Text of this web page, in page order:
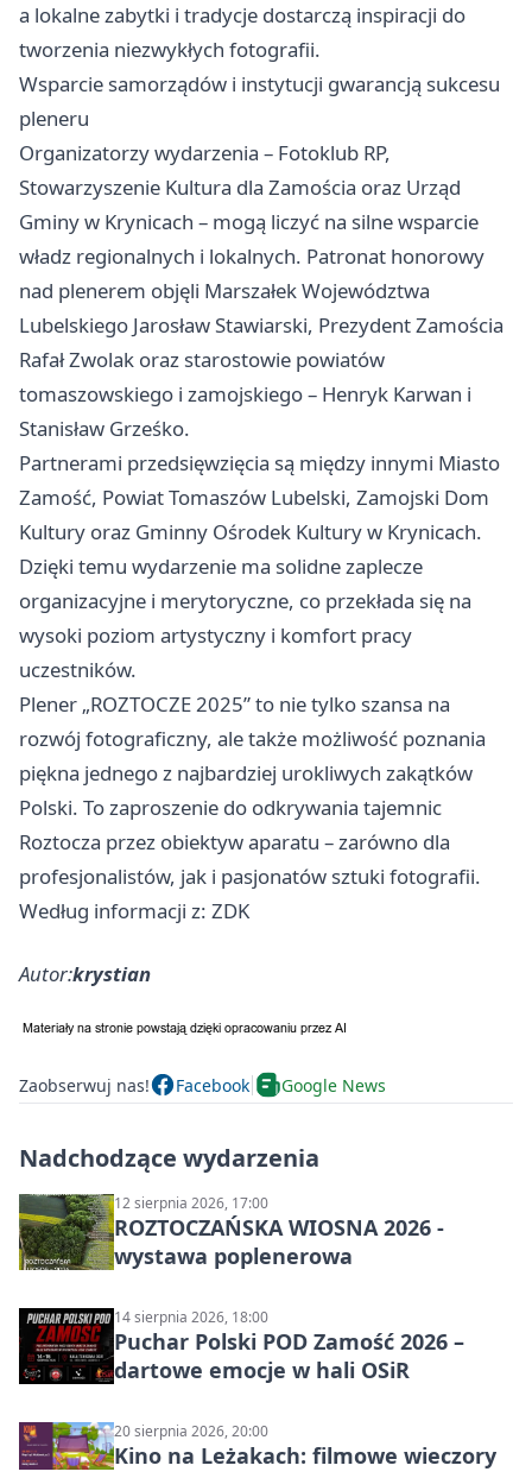
a lokalne zabytki i tradycje dostarczą inspiracji do
tworzenia niezwykłych fotografii.
Wsparcie samorządów i instytucji gwarancją sukcesu
pleneru
Organizatorzy wydarzenia – Fotoklub RP,
Stowarzyszenie Kultura dla Zamościa oraz Urząd
Gminy w Krynicach – mogą liczyć na silne wsparcie
władz regionalnych i lokalnych. Patronat honorowy
nad plenerem objęli Marszałek Województwa
Lubelskiego Jarosław Stawiarski, Prezydent Zamościa
Rafał Zwolak oraz starostowie powiatów
tomaszowskiego i zamojskiego – Henryk Karwan i
Stanisław Grześko.
Partnerami przedsięwzięcia są między innymi Miasto
Zamość, Powiat Tomaszów Lubelski, Zamojski Dom
Kultury oraz Gminny Ośrodek Kultury w Krynicach.
Dzięki temu wydarzenie ma solidne zaplecze
organizacyjne i merytoryczne, co przekłada się na
wysoki poziom artystyczny i komfort pracy
uczestników.
Plener „ROZTOCZE 2025” to nie tylko szansa na
rozwój fotograficzny, ale także możliwość poznania
piękna jednego z najbardziej urokliwych zakątków
Polski. To zaproszenie do odkrywania tajemnic
Roztocza przez obiektyw aparatu – zarówno dla
profesjonalistów, jak i pasjonatów sztuki fotografii.
Według informacji z: ZDK
Autor:krystian
Zaobserwuj nas! Facebook Google News
Nadchodzące wydarzenia
12 sierpnia 2026, 17:00
ROZTOCZAŃSKA WIOSNA 2026 -
wystawa poplenerowa
14 sierpnia 2026, 18:00
Puchar Polski POD Zamość 2026 –
dartowe emocje w hali OSiR
20 sierpnia 2026, 20:00
Kino na Leżakach: filmowe wieczory